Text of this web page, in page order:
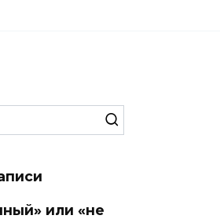
или «не